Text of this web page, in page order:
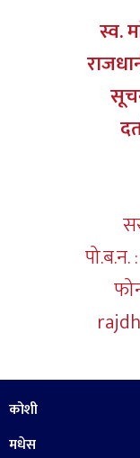
स्व.
कोशी
मधेस